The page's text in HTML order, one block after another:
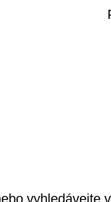
vyhledávejte